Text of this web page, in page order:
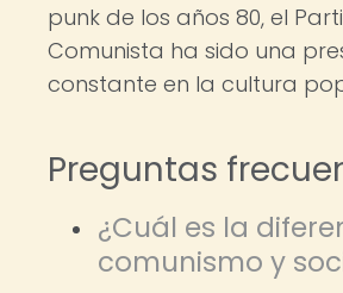
punk de los años 80, el
Comunista ha sido una
constante en la cultura
Preguntas
¿Cuál es la
comunismo y